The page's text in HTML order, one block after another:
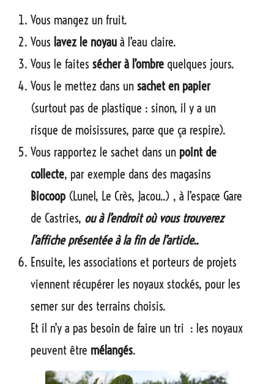
Vous mangez un fruit.
Vous lavez le noyau à l’eau claire.
Vous le faites sécher à l’ombre quelques jours.
Vous le mettez dans un sachet en papier
(surtout pas de plastique : sinon, il y a un
risque de moisissures, parce que ça respire).
Vous rapportez le sachet dans un point de
collecte, par exemple dans des magasins
Biocoop (Lunel, Le Crès, Jacou..) , à l’espace Gare
de Castries, ou à l’endroit où vous trouverez
l’affiche présentée à la fin de l’article..
Ensuite, les associations et porteurs de projets
viennent récupérer les noyaux stockés, pour les
semer sur des terrains choisis.
Et il n’y a pas besoin de faire un tri : les noyaux
peuvent être mélangés.